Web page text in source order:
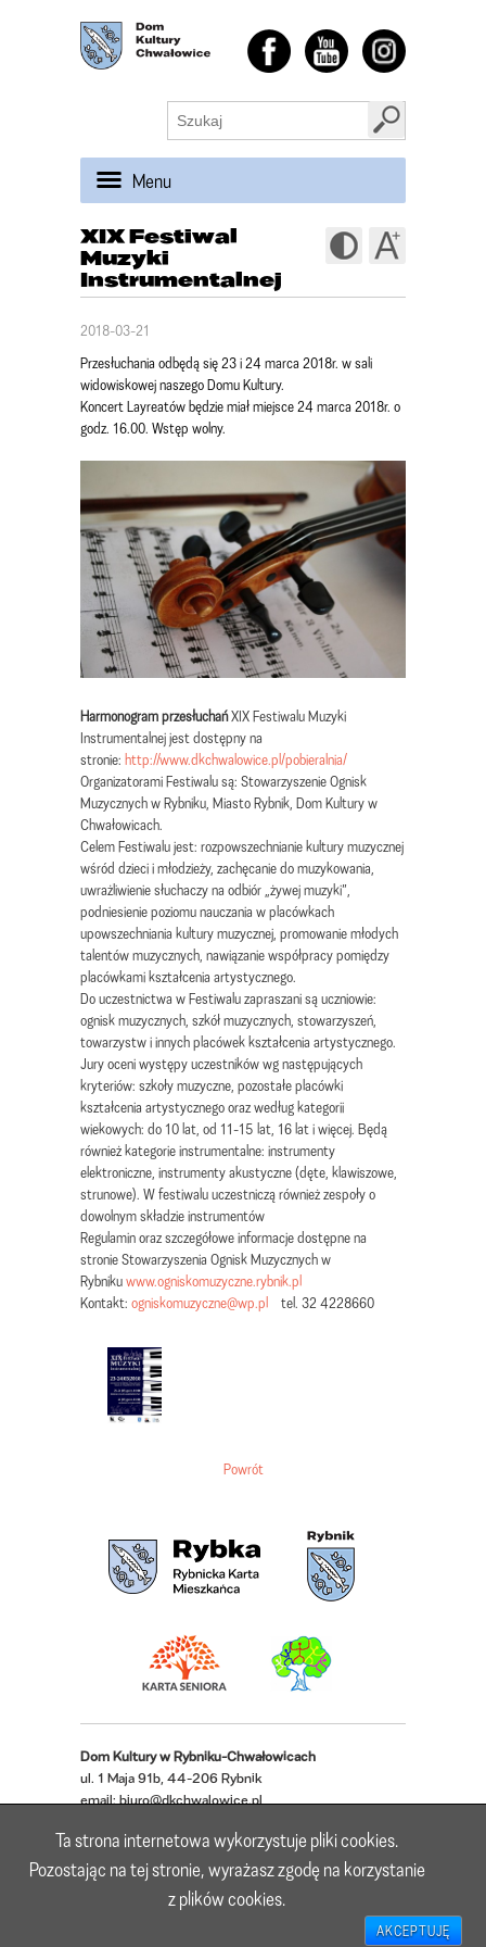
Menu
XIX Festiwal
Muzyki
Instrumentalnej
2018-03-21
Przesłuchania odbędą się 23 i 24 marca 2018r. w sali
widowiskowej naszego Domu Kultury.
Koncert Layreatów będzie miał miejsce 24 marca 2018r. o
godz. 16.00. Wstęp wolny.
Harmonogram przesłuchańXIX Festiwalu Muzyki
Instrumentalnej jest dostępny na
stronie: http://www.dkchwalowice.pl/pobieralnia/
Organizatorami Festiwalu są: Stowarzyszenie Ognisk
Muzycznych w Rybniku, Miasto Rybnik, Dom Kultury w
Chwałowicach.
Celem Festiwalu jest: rozpowszechnianie kultury muzycznej
wśród dzieci i młodzieży, zachęcanie do muzykowania,
uwrażliwienie słuchaczy na odbiór „żywej muzyki”,
podniesienie poziomu nauczania w placówkach
upowszechniania kultury muzycznej, promowanie młodych
talentów muzycznych, nawiązanie współpracy pomiędzy
placówkami kształcenia artystycznego.
Do uczestnictwa w Festiwalu zapraszani są uczniowie:
ognisk muzycznych, szkół muzycznych, stowarzyszeń,
towarzystw i innych placówek kształcenia artystycznego.
Jury oceni występy uczestników wg następujących
kryteriów: szkoły muzyczne, pozostałe placówki
kształcenia artystycznego oraz według kategorii
wiekowych: do 10 lat, od 11-15 lat, 16 lat i więcej. Będą
również kategorie instrumentalne: instrumenty
elektroniczne, instrumenty akustyczne (dęte, klawiszowe,
strunowe). W festiwalu uczestniczą również zespoły o
dowolnym składzie instrumentów
Regulamin oraz szczegółowe informacje dostępne na
stronie Stowarzyszenia Ognisk Muzycznych w
Rybnikuwww.ogniskomuzyczne.rybnik.pl
Kontakt: ogniskomuzyczne@wp.pl tel. 32 4228660
Powrót
Dom Kultury w Rybniku-Chwałowicach
ul. 1 Maja 91b, 44-206 Rybnik
email:biuro@dkchwalowice.pl
Realizacja: Lioosys
Ta strona internetowa wykorzystuje pliki cookies.
Pozostając na tej stronie, wyrażasz zgodę na korzystanie
z plików cookies.
AKCEPTUJĘ